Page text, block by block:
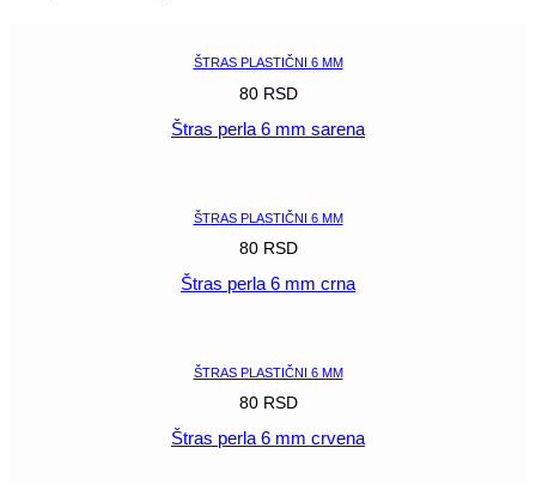
ŠTRAS PLASTIČNI 6 MM
80 RSD
Štras perla 6 mm sarena
ŠTRAS PLASTIČNI 6 MM
80 RSD
Štras perla 6 mm crna
ŠTRAS PLASTIČNI 6 MM
80 RSD
Štras perla 6 mm crvena